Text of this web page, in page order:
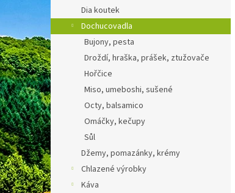
Dia koutek
Dochucovadla
Bujony, pesta
Droždí, hraška, prášek, ztužovače
Hořčice
Miso, umeboshi, sušené
Octy, balsamico
Omáčky, kečupy
Sůl
Džemy, pomazánky, krémy
Chlazené výrobky
Káva